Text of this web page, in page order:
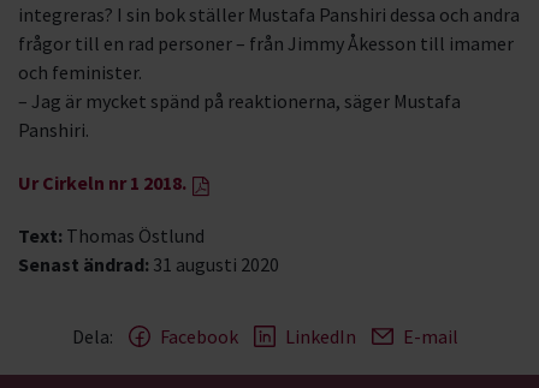
integreras? I sin bok ställer Mustafa Panshiri dessa och andra
frågor till en rad personer – från Jimmy Åkesson till imamer
och feminister.
– Jag är mycket spänd på reaktionerna, säger Mustafa
Panshiri.
Ur Cirkeln nr 1 2018.
Text: Thomas Östlund
Senast ändrad: 31 augusti 2020
Dela: Facebook LinkedIn E-mail